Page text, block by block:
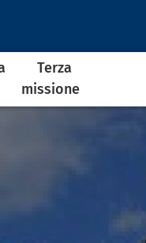
Terza
missione